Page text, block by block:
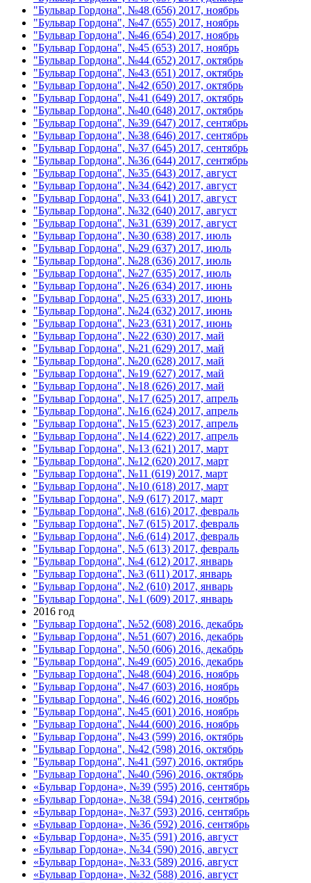
"Бульвар Гордона", №48 (656) 2017, ноябрь
"Бульвар Гордона", №47 (655) 2017, ноябрь
"Бульвар Гордона", №46 (654) 2017, ноябрь
"Бульвар Гордона", №45 (653) 2017, ноябрь
"Бульвар Гордона", №44 (652) 2017, октябрь
"Бульвар Гордона", №43 (651) 2017, октябрь
"Бульвар Гордона", №42 (650) 2017, октябрь
"Бульвар Гордона", №41 (649) 2017, октябрь
"Бульвар Гордона", №40 (648) 2017, октябрь
"Бульвар Гордона", №39 (647) 2017, сентябрь
"Бульвар Гордона", №38 (646) 2017, сентябрь
"Бульвар Гордона", №37 (645) 2017, сентябрь
"Бульвар Гордона", №36 (644) 2017, сентябрь
"Бульвар Гордона", №35 (643) 2017, август
"Бульвар Гордона", №34 (642) 2017, август
"Бульвар Гордона", №33 (641) 2017, август
"Бульвар Гордона", №32 (640) 2017, август
"Бульвар Гордона", №31 (639) 2017, август
"Бульвар Гордона", №30 (638) 2017, июль
"Бульвар Гордона", №29 (637) 2017, июль
"Бульвар Гордона", №28 (636) 2017, июль
"Бульвар Гордона", №27 (635) 2017, июль
"Бульвар Гордона", №26 (634) 2017, июнь
"Бульвар Гордона", №25 (633) 2017, июнь
"Бульвар Гордона", №24 (632) 2017, июнь
"Бульвар Гордона", №23 (631) 2017, июнь
"Бульвар Гордона", №22 (630) 2017, май
"Бульвар Гордона", №21 (629) 2017, май
"Бульвар Гордона", №20 (628) 2017, май
"Бульвар Гордона", №19 (627) 2017, май
"Бульвар Гордона", №18 (626) 2017, май
"Бульвар Гордона", №17 (625) 2017, апрель
"Бульвар Гордона", №16 (624) 2017, апрель
"Бульвар Гордона", №15 (623) 2017, апрель
"Бульвар Гордона", №14 (622) 2017, апрель
"Бульвар Гордона", №13 (621) 2017, март
"Бульвар Гордона", №12 (620) 2017, март
"Бульвар Гордона", №11 (619) 2017, март
"Бульвар Гордона", №10 (618) 2017, март
"Бульвар Гордона", №9 (617) 2017, март
"Бульвар Гордона", №8 (616) 2017, февраль
"Бульвар Гордона", №7 (615) 2017, февраль
"Бульвар Гордона", №6 (614) 2017, февраль
"Бульвар Гордона", №5 (613) 2017, февраль
"Бульвар Гордона", №4 (612) 2017, январь
"Бульвар Гордона", №3 (611) 2017, январь
"Бульвар Гордона", №2 (610) 2017, январь
"Бульвар Гордона", №1 (609) 2017, январь
2016 год
"Бульвар Гордона", №52 (608) 2016, декабрь
"Бульвар Гордона", №51 (607) 2016, декабрь
"Бульвар Гордона", №50 (606) 2016, декабрь
"Бульвар Гордона", №49 (605) 2016, декабрь
"Бульвар Гордона", №48 (604) 2016, ноябрь
"Бульвар Гордона", №47 (603) 2016, ноябрь
"Бульвар Гордона", №46 (602) 2016, ноябрь
"Бульвар Гордона", №45 (601) 2016, ноябрь
"Бульвар Гордона", №44 (600) 2016, ноябрь
"Бульвар Гордона", №43 (599) 2016, октябрь
"Бульвар Гордона", №42 (598) 2016, октябрь
"Бульвар Гордона", №41 (597) 2016, октябрь
"Бульвар Гордона", №40 (596) 2016, октябрь
«Бульвар Гордона», №39 (595) 2016, сентябрь
«Бульвар Гордона», №38 (594) 2016, сентябрь
«Бульвар Гордона», №37 (593) 2016, сентябрь
«Бульвар Гордона», №36 (592) 2016, сентябрь
«Бульвар Гордона», №35 (591) 2016, август
«Бульвар Гордона», №34 (590) 2016, август
«Бульвар Гордона», №33 (589) 2016, август
«Бульвар Гордона», №32 (588) 2016, август